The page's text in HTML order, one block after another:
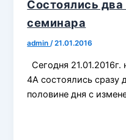
Состоялись
семинара
admin/21.01.2016
Сегодня
4А состоялись сразу
половине дня с